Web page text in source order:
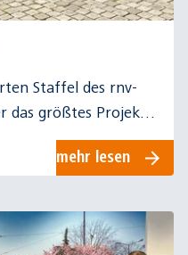
Staffel des rnv-
das größtes Projekt
- die Rhein-
mehr lesen